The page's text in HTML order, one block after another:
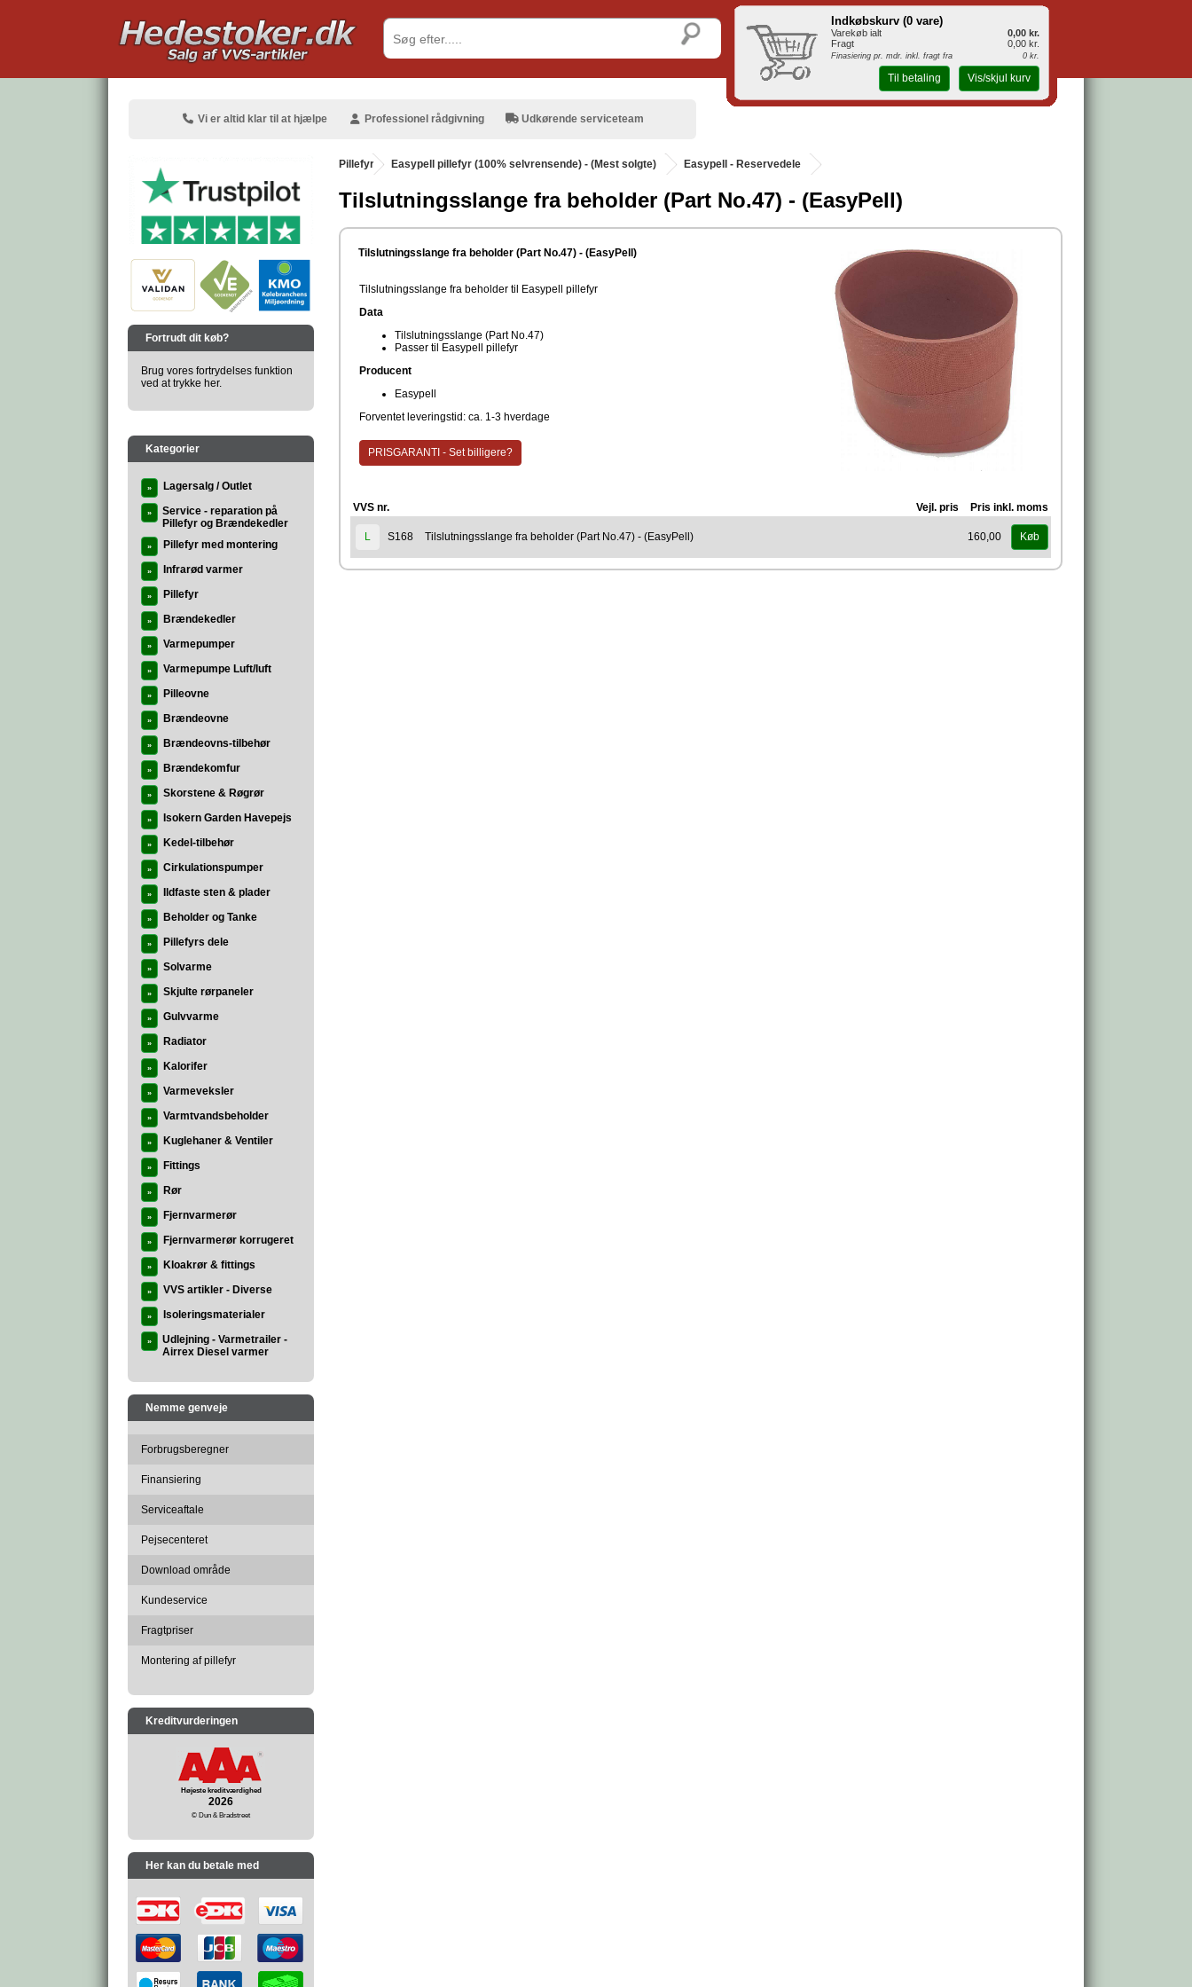
Vi er altid klar til at hjælpe Professionel rådgivning Udkørende serviceteam
Fortrudt dit køb?
Brug vores fortrydelses funktion
ved at trykke her.
Kategorier
» Lagersalg / Outlet
»
Service - reparation på
Pillefyr og Brændekedler
» Pillefyr med montering
» Infrarød varmer
» Pillefyr
» Brændekedler
» Varmepumper
» Varmepumpe Luft/luft
» Pilleovne
» Brændeovne
» Brændeovns-tilbehør
» Brændekomfur
» Skorstene & Røgrør
» Isokern Garden Havepejs
» Kedel-tilbehør
» Cirkulationspumper
» Ildfaste sten & plader
» Beholder og Tanke
» Pillefyrs dele
» Solvarme
» Skjulte rørpaneler
» Gulvvarme
» Radiator
» Kalorifer
» Varmeveksler
» Varmtvandsbeholder
» Kuglehaner & Ventiler
» Fittings
» Rør
» Fjernvarmerør
» Fjernvarmerør korrugeret
» Kloakrør & fittings
» VVS artikler - Diverse
» Isoleringsmaterialer
»
Udlejning - Varmetrailer -
Airrex Diesel varmer
Nemme genveje
Forbrugsberegner
Finansiering
Serviceaftale
Pejsecenteret
Download område
Kundeservice
Fragtpriser
Montering af pillefyr
Kreditvurderingen
Højeste kreditværdighed
2026
© Dun & Bradstreet
Her kan du betale med
Pillefyr . Easypell pillefyr (100% selvrensende) - (Mest solgte) Easypell - Reservedele
Tilslutningsslange fra beholder (Part No.47) - (EasyPell)
Tilslutningsslange fra beholder (Part No.47) - (EasyPell)
Tilslutningsslange fra beholder til Easypell pillefyr
Data
Tilslutningsslange (Part No.47)
Passer til Easypell pillefyr
Producent
Easypell
Forventet leveringstid: ca. 1-3 hverdage
PRISGARANTI - Set billigere?
VVS nr. Vejl. pris Pris inkl. moms
L S168 Tilslutningsslange fra beholder (Part No.47) - (EasyPell) 160,00 Køb
Indkøbskurv (0 vare)
Varekøb ialt
0,00 kr.
Fragt
0,00 kr.
Finasiering pr. mdr. inkl. fragt fra 0 kr.
Til betaling Vis/skjul kurv